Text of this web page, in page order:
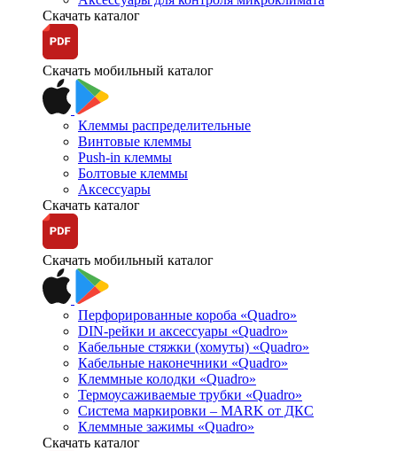
Скачать каталог
Скачать мобильный каталог
Клеммы распределительные
Винтовые клеммы
Push-in клеммы
Болтовые клеммы
Аксессуары
Скачать каталог
Скачать мобильный каталог
Перфорированные короба «Quadro»
DIN-рейки и аксессуары «Quadro»
Кабельные стяжки (хомуты) «Quadro»
Кабельные наконечники «Quadro»
Клеммные колодки «Quadro»
Термоусаживаемые трубки «Quadro»
Система маркировки – MARK от ДКС
Клеммные зажимы «Quadro»
Скачать каталог